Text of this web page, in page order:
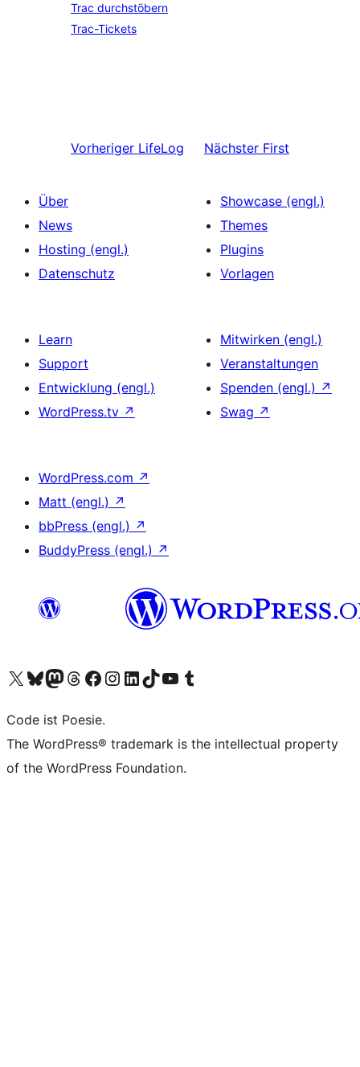
Trac durchstöbern
Trac-Tickets
Vorheriger LifeLog Nächster First
Über
News
Hosting (engl.)
Datenschutz
Showcase (engl.)
Themes
Plugins
Vorlagen
Learn
Support
Entwicklung (engl.)
WordPress.tv ↗
Mitwirken (engl.)
Veranstaltungen
Spenden (engl.) ↗
Swag ↗
WordPress.com ↗
Matt (engl.) ↗
bbPress (engl.) ↗
BuddyPress (engl.) ↗
Unser X-Konto (früher Twitter) besuchen
Unser Bluesky-Konto besuchen
Unser Mastodon-Konto besuchen
Unser Threads-Konto besuchen
Unsere Facebook-Seite besuchen
Unser Instagram-Konto besuchen
Unser LinkedIn-Konto besuchen
Unser TikTok-Konto besuchen
Unseren YouTube-Kanal besuchen
Unser Tumblr-Konto besuchen
Code ist Poesie.
The WordPress® trademark is the intellectual property
of the WordPress Foundation.